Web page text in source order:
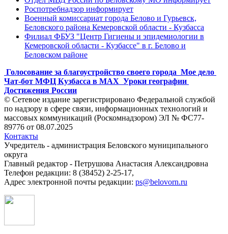
Роспотребнадзор информирует
Военный комиссариат города Белово и Гурьевск,
Беловского района Кемеровской области - Кузбасса
Филиал ФБУЗ "Центр Гигиены и эпидемиологии в
Кемеровской области - Кузбассе" в г. Белово и
Беловском районе
Голосование за благоустройство своего города Мое дело
Чат-бот МФЦ Кузбасса в MAX Уроки географии
Достижения России
© Сетевое издание зарегистрировано Федеральной службой
по надзору в сфере связи, информационных технологий и
массовых коммуникаций (Роскомнадзором) ЭЛ № ФС77-
89776 от 08.07.2025
Контакты
Учредитель - администрация Беловского муниципального
округа
Главный редактор - Петрушова Анастасия Александровна
Телефон редакции: 8 (38452) 2-25-17,
Адрес электронной почты редакции: ps@belovorn.ru